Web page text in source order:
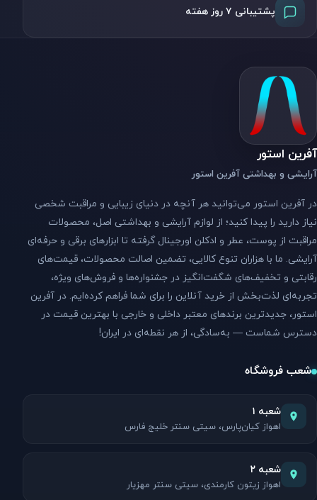
پشتیبانی ۷ روز هفته
آفرین استور
آرایشی و بهداشتی آفرین استور
در آفرین استور می‌توانید هر آنچه در دنیای زیبایی و مراقبت شخصی
نیاز دارید را پیدا کنید؛ از لوازم آرایشی و بهداشتی اصل، محصولات
مراقبت از پوست، عطر و ادکلن اورجینال گرفته تا ابزارهای برقی و حرفه‌ای
آرایشی. ما با هزاران تنوع کالایی، تضمین اصالت محصولات، قیمت‌های
رقابتی و تخفیف‌های شگفت‌انگیز در جشنواره‌ها و فروش‌های ویژه،
تجربه‌ای لذت‌بخش از خرید آنلاین را برای شما فراهم کرده‌ایم. در آفرین
استور، جدیدترین برندهای معتبر داخلی و خارجی با بهترین قیمت در
دسترس شماست — به‌سادگی، از هر نقطه‌ای در ایران!
شعب فروشگاه
شعبه ۱
اهواز کیان‌پارس، سیتی سنتر خلیج فارس
شعبه ۲
اهواز زیتون کارمندی، سیتی سنتر مهزیار